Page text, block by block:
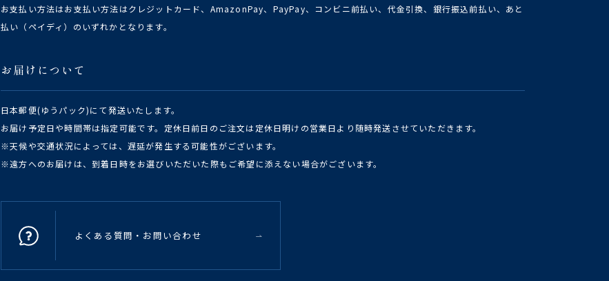
お支払い方法はお支払い方法はクレジットカード、AmazonPay、PayPay、コンビニ前払い、代金引換、銀行振込前払い、あと
払い（ペイディ）のいずれかとなります。
お届けについて
日本郵便(ゆうパック)にて発送いたします。
お届け予定日や時間帯は指定可能です。定休日前日のご注文は定休日明けの営業日より随時発送させていただきます。
※天候や交通状況によっては、遅延が発生する可能性がございます。
※遠方へのお届けは、到着日時をお選びいただいた際もご希望に添えない場合がございます。
よくある質問・お問い合わせ